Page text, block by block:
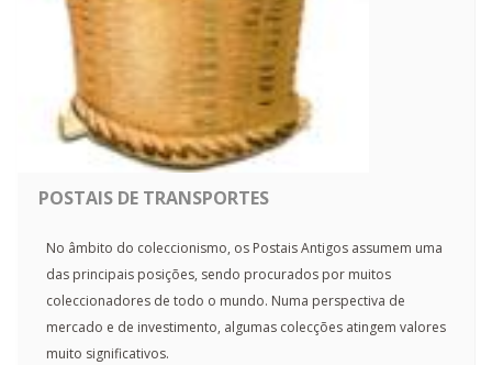
POSTAIS DE TRANSPORTES
No âmbito do coleccionismo, os Postais Antigos assumem uma
das principais posições, sendo procurados por muitos
coleccionadores de todo o mundo. Numa perspectiva de
mercado e de investimento, algumas colecções atingem valores
muito significativos.